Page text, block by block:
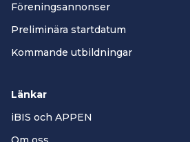
Föreningsannonser
Preliminära startdatum
Kommande utbildningar
Länkar
iBIS och APPEN